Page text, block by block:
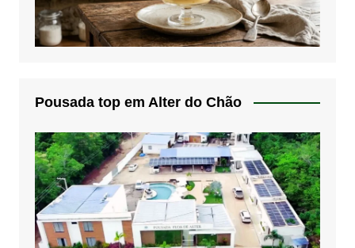
Pousada top em Alter do Chão